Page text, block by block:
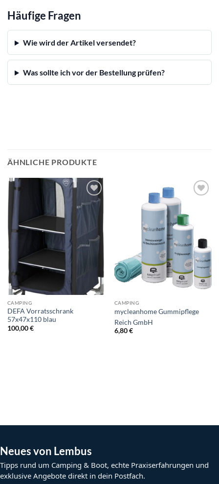
Häufige Fragen
Wie wird der Artikel versendet?
Was sollte ich vor der Bestellung prüfen?
ÄHNLICHE PRODUKTE
CAMPING
DEFA Vorratsschrank
57x47x110 blau
100,00€
CAMPING
mycleanhome Gummipflege
Reich GmbH
6,80€
Neues von Lembus
Tipps rund um Camping & Boot, echte Praxiserfahrungen und
exklusive Angebote direkt in dein Postfach.